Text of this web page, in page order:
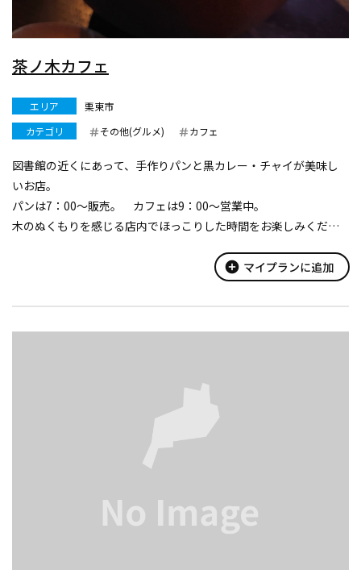
茶ノ木カフェ
エリア
栗東市
カテゴリ
その他(グルメ) カフェ
図書館の近くにあって、手作りパンと黒カレー・チャイが美味し
いお店。
パンは7：00～販売。 カフェは9：00～営業中。
木のぬくもりを感じる店内でほっこりした時間をお楽しみくださ
手作りパンは、JA田舎の元気や 3号館でも お買い求めいただけま
add_circle マイプランに追加